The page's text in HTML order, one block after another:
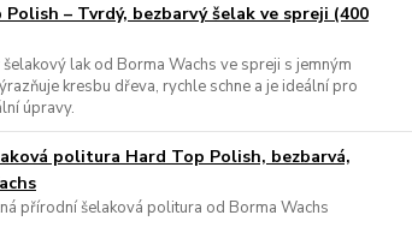
Polish – Tvrdý, bezbarvý šelak ve spreji (400
lak od Borma Wachs ve spreji s jemným
kresbu dřeva, rychle schne a je ideální pro
úpravy.
politura Hard Top Polish, bezbarvá,
přírodní šelaková politura od Borma Wachs